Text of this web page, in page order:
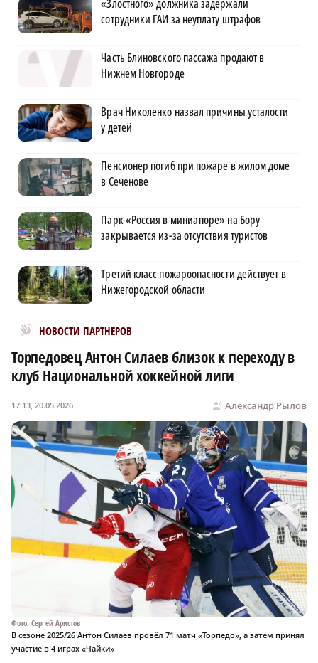
«Злостного» должника задержали
сотрудники ГАИ за неуплату штрафов
Часть Блиновского пассажа продают в
Нижнем Новгороде
Врач Николенко назвал причины усталости
у детей
Пенсионер погиб при пожаре в жилом доме
в Сеченове
Парк «Россия в миниатюре» на Бору
закрывается из-за отсутствия туристов
Третий класс пожароопасности действует в
Нижегородской области
НОВОСТИ ПАРТНЕРОВ
Новости МирТесен
Торпедовец Антон Силаев близок к переходу в
клуб Национальной хоккейной лиги
Александр Рылов
17:13, 20.05.2026
Фото: Сергей Аристов
В сезоне 2025/26 Антон Силаев провёл 71 матч «Торпедо», а затем принял
участие в 4 играх «Чайки»